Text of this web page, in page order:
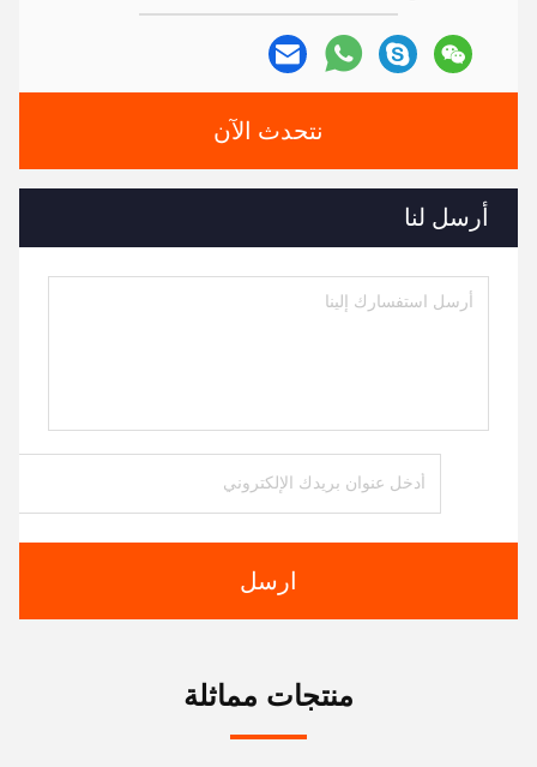
نتحدث الآن
أرسل لنا
ارسل
منتجات مماثلة